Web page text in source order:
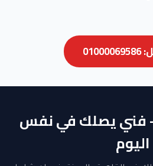
— فني يصلك في نفس
اليوم